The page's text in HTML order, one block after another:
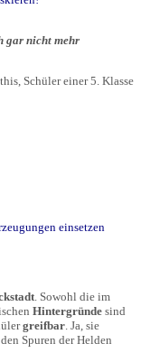
gar nicht mehr
Schüler einer 5. Klasse
einsetzen
. Sowohl die im
Hintergründe sind
greifbar . Ja, sie
Spuren der Helden